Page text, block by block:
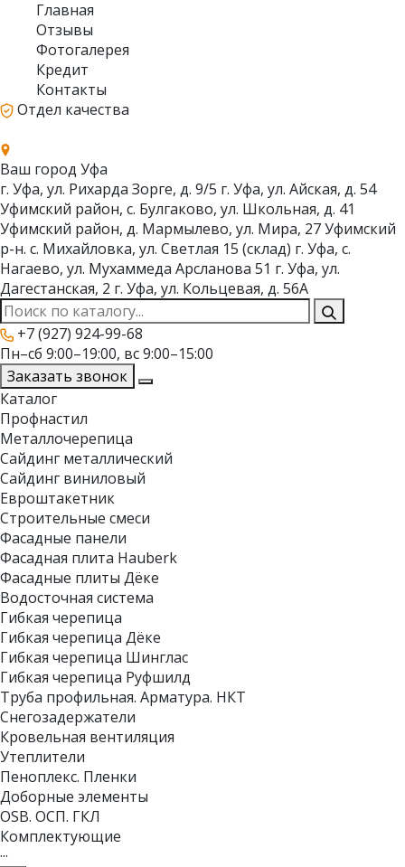
Главная
Отзывы
Фотогалерея
Кредит
Контакты
Отдел качества
Ваш город Уфа
г. Уфа, ул. Рихарда Зорге, д. 9/5 г. Уфа, ул. Айская, д. 54
Уфимский район, с. Булгаково, ул. Школьная, д. 41
Уфимский район, д. Мармылево, ул. Мира, 27Уфимский
р-н. с. Михайловка, ул. Светлая 15 (склад) г. Уфа, с.
Нагаево, ул. Мухаммеда Арсланова 51 г. Уфа, ул.
Дагестанская, 2 г. Уфа, ул. Кольцевая, д. 56А
+7 (927) 924-99-68
Пн–сб 9:00–19:00, вс 9:00–15:00
Заказать звонок
Каталог
Профнастил
Металлочерепица
Сайдинг металлический
Сайдинг виниловый
Евроштакетник
Строительные смеси
Фасадные панели
Фасадная плита Hauberk
Фасадные плиты Дёке
Водосточная система
Гибкая черепица
Гибкая черепица Дёке
Гибкая черепица Шинглас
Гибкая черепица Руфшилд
Труба профильная. Арматура. НКТ
Снегозадержатели
Кровельная вентиляция
Утеплители
Пеноплекс. Пленки
Доборные элементы
OSB. ОСП. ГКЛ
Комплектующие
···